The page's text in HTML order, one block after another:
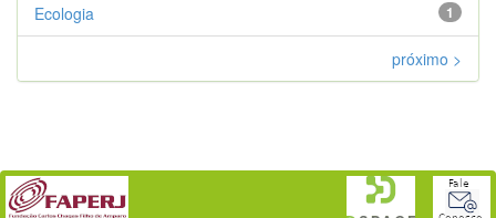
1
Ecologia
próximo >